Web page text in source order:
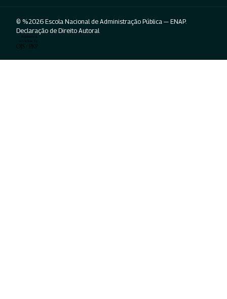
© %2026 Escola Nacional de Administração Pública — ENAP.
Declaração de Direito Autoral